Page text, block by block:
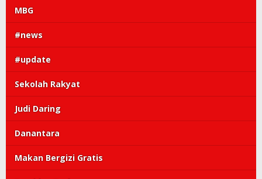
MBG
#news
#update
Sekolah Rakyat
Judi Daring
Danantara
Makan Bergizi Gratis